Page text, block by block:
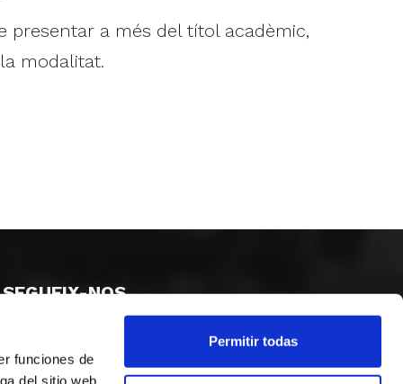
funciones de
del sitio web
Permitir todas
presentar a més del títol acadèmic,
modalitat.
SEGUEIX-NOS